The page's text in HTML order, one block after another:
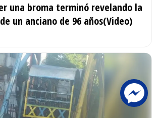
una broma terminó revelando la
un anciano de 96 años(Video)